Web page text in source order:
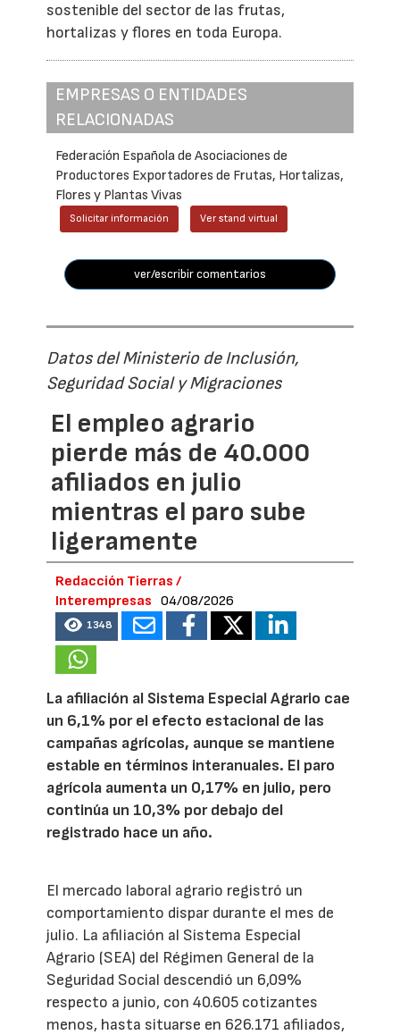
sostenible del sector de las frutas,
hortalizas y flores en toda Europa.
EMPRESAS O ENTIDADES
RELACIONADAS
Federación Española de Asociaciones de
Productores Exportadores de Frutas, Hortalizas,
Flores y Plantas Vivas
Solicitar información Ver stand virtual
ver/escribir comentarios
Datos del Ministerio de Inclusión,
Seguridad Social y Migraciones
El empleo agrario
pierde más de 40.000
afiliados en julio
mientras el paro sube
ligeramente
Redacción Tierras /
Interempresas
04/08/2026
1348
La afiliación al Sistema Especial Agrario cae
un 6,1% por el efecto estacional de las
campañas agrícolas, aunque se mantiene
estable en términos interanuales. El paro
agrícola aumenta un 0,17% en julio, pero
continúa un 10,3% por debajo del
registrado hace un año.
El mercado laboral agrario registró un
comportamiento dispar durante el mes de
julio. La afiliación al Sistema Especial
Agrario (SEA) del Régimen General de la
Seguridad Social descendió un 6,09%
respecto a junio, con 40.605 cotizantes
menos, hasta situarse en 626.171 afiliados,